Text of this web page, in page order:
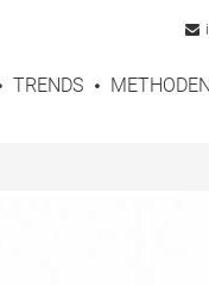
TRENDS METHODEN